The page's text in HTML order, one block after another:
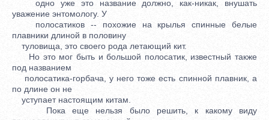
одно уже это название должно, как-никак, внушать
уважение энтомологу. У
полосатиков -- похожие на крылья спинные белые
плавники длиной в половину
туловища, это своего рода летающий кит.
Но это мог быть и большой полосатик, известный также
под названием
полосатика-горбача, у него тоже есть спинной плавник, а
по длине он не
уступает настоящим китам.
Пока еще нельзя было решить, к какому виду